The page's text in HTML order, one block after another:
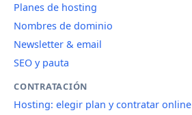
Planes de hosting
Nombres de dominio
Newsletter & email
SEO y pauta
CONTRATACIÓN
Hosting: elegir plan y contratar online